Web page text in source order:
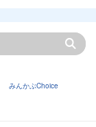
みんかぶChoice